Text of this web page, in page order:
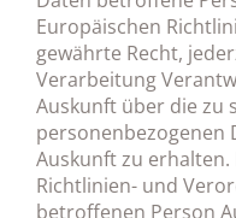
Europäischen
gewährte Recht,
Verarbeitung
Auskunft über die zu
personenbezogenen
Auskunft zu
Richtlinien- und
betroffenen Person